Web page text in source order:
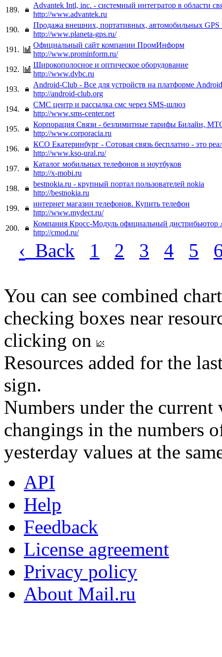
189.
Advantek Intl, inc. - системный интегратор в области
http://www.advantek.ru
190.
Продажа внешних, портативных, автомобильных GPS
http://www.planeta-gps.ru/
191.
Официальный сайт компании ПромИнформ
http://www.prominform.ru/
192.
Широкополосное и оптическое оборудование
http://www.dvbc.ru
193.
Android-Club - Все для устройств на платформе Android
http://android-club.org
194.
СМС центр и рассылка смс через SMS-шлюз
http://www.sms-center.net
195.
Корпорация Связи - безлимитные тарифы Билайн,
http://www.corporacia.ru
196.
КСО Екатеринбург - Сотовая связь бесплатно - это
http://www.kso-ural.ru/
197.
Каталог мобильных телефонов и ноутбуков
http://x-mobi.ru
198.
bestnokia.ru - крупный портал пользователей nokia
http://bestnokia.ru
199.
интернет магазин телефонов. Купить телефон
http://www.mydect.ru/
200.
Компания Кросс-Модуль официальный
http://cmod.ru/
‹ Back 1 2 3 4 5
You can see combined
checking boxes near
clicking on
Resources added for the
sign.
Numbers under the
changings in the numbers
yesterday values at the
API
Help
Feedback
License agreement
Privacy policy
About Mail.ru